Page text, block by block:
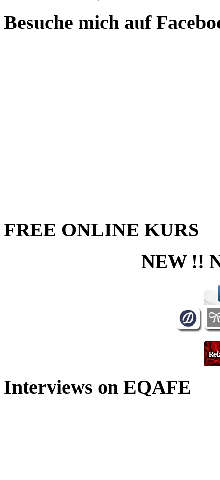
Besuche mich auf
FREE ONLINE KURS
NEW !!
Interviews on EQAFE